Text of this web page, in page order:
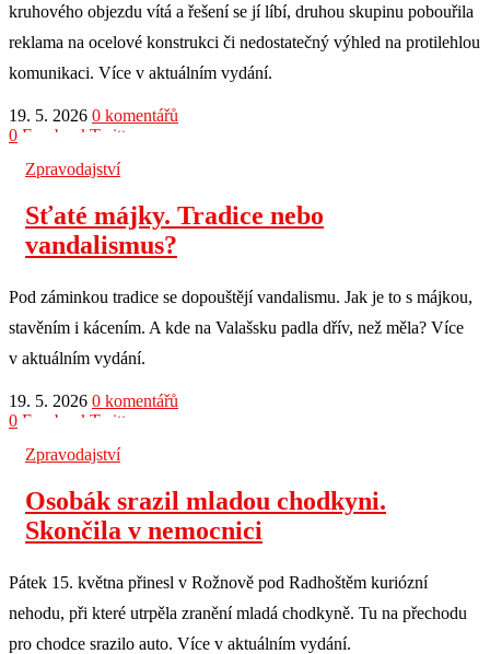
kruhového objezdu vítá a řešení se jí líbí, druhou skupinu pobouřila
reklama na ocelové konstrukci či nedostatečný výhled na protilehlou
komunikaci. Více v aktuálním vydání.
19. 5. 2026 0 komentářů
0 Facebook Twitter
Zpravodajství
Sťaté májky. Tradice nebo
vandalismus?
Pod záminkou tradice se dopouštějí vandalismu. Jak je to s májkou,
stavěním i kácením. A kde na Valašsku padla dřív, než měla? Více
v aktuálním vydání.
19. 5. 2026 0 komentářů
0 Facebook Twitter
Zpravodajství
Osobák srazil mladou chodkyni.
Skončila v nemocnici
Pátek 15. května přinesl v Rožnově pod Radhoštěm kuriózní
nehodu, při které utrpěla zranění mladá chodkyně. Tu na přechodu
pro chodce srazilo auto. Více v aktuálním vydání.